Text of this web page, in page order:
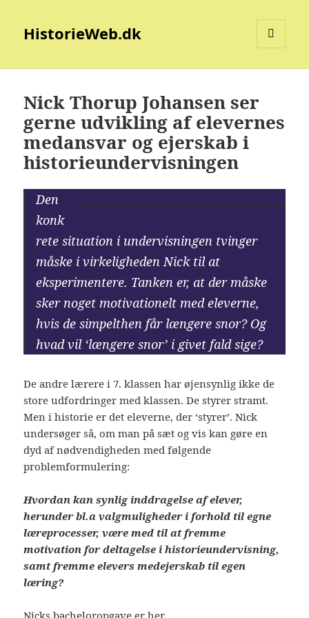
HistorieWeb.dk
Nick Thorup Johansen ser
gerne udvikling af elevernes
medansvar og ejerskab i
historieundervisningen
Den
konk
rete situation i undervisningen tvinger
måske i virkeligheden Nick til at
eksperimentere. Tanken er, at der måske
sker noget motivationelt med eleverne,
hvis de simpelthen får længere snor? Og
hvad vil ‘længere snor’ i givet fald sige?
De andre lærere i 7. klassen har øjensynlig ikke de
store udfordringer med klassen. De styrer stramt.
Men i historie er det eleverne, der ‘styrer’. Nick
undersøger så, om man på sæt og vis kan gøre en
dyd af nødvendigheden med følgende
problemformulering:
Hvordan kan synlig inddragelse af elever,
herunder bl.a valgmuligheder i forhold til egne
læreprocesser, være med til at fremme
motivation for deltagelse i historieundervisning,
samt fremme elevers medejerskab til egen
læring?